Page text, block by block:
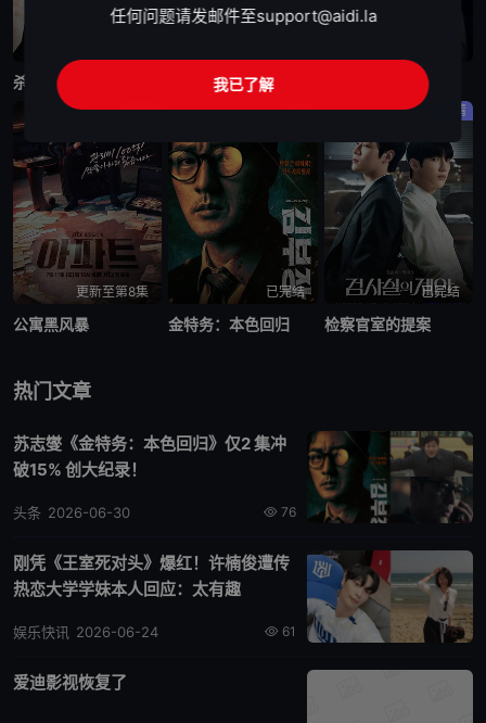
杀人者的购物中心2 秘密关系
剧情
更新至第8集
公寓黑风暴
剧情
已完结
金特务：本色回归
剧情
已完结
检察官室的提案
热门文章
苏志燮《金特务：本色回归》仅2 集冲
破15% 创大纪录！
76
头条 2026-06-30
刚凭《王室死对头》爆红！许楠俊遭传
热恋大学学妹本人回应：太有趣
61
娱乐快讯 2026-06-24
爱迪影视恢复了
任何问题请发邮件至support@aidi.la
我已了解